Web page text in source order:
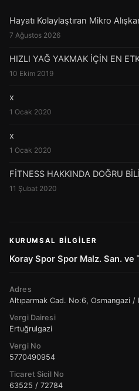
Hayatı Kolaylaştıran Mikro
7 Ağustos 2026
HIZLI YAĞ YAKMAK İÇİN EN
10 Ekim 2019
x
1 Ocak 2020
x
1 Ocak 2020
FİTNESS HAKKINDA DOĞRU
11 Şubat 2020
KURUMSAL BILGILER
Koray Spor Spor Malz. San. ve
Adres
Altıparmak Cad. No:6, Osmangazi /
Vergi Dairesi
Ertuğrulgazi
Vergi No
5770490954
Ticaret Sicil No
63525 / 72784